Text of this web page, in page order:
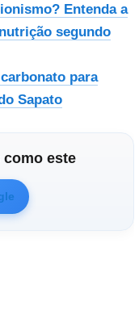
Entenda a
segundo
para
Sapato
como este